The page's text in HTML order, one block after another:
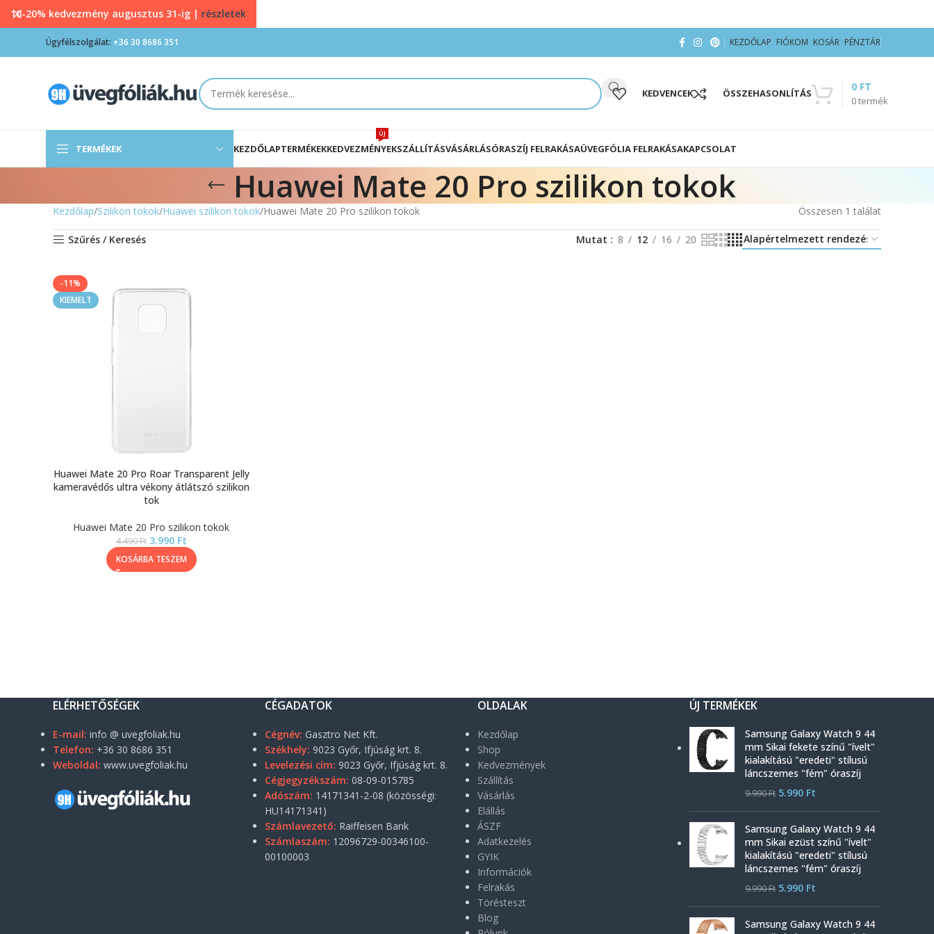
Ügyfélszolgálat: +36 30 8686 351 KEZDŐLAP FIÓKOM KOSÁR PÉNZTÁR
KEDVENCEK ÖSSZEHASONLÍTÁS
0termék
0 FT
TERMÉKEK KEZDŐLAPTERMÉKEKKEDVEZMÉNYEK
ÚJ
SZÁLLÍTÁSVÁSÁRLÁSÓRASZÍJ FELRAKÁSAÜVEGFÓLIA FELRAKÁSAKAPCSOLAT
Huawei Mate 20 Pro szilikon tokok
Kezdőlap Szilikon tokok Huawei szilikon tokok Huawei Mate 20 Pro szilikon tokok Összesen 1 találat
Szűrés / Keresés Mutat 8 12 16 20
-11%
KIEMELT
Huawei Mate 20 Pro Roar Transparent Jelly
kameravédős ultra vékony átlátszó szilikon
tok
Huawei Mate 20 Pro szilikon tokok
4.490Ft 3.990 Ft
KOSÁRBA TESZEM
ELÉRHETŐSÉGEK
E-mail: info @ uvegfoliak.hu
Telefon: +36 30 8686 351
Weboldal: www.uvegfoliak.hu
CÉGADATOK
Cégnév: Gasztro Net Kft.
Székhely: 9023 Győr, Ifjúság krt. 8.
Levelezési cím: 9023 Győr, Ifjúság krt. 8.
Cégjegyzékszám: 08-09-015785
Adószám: 14171341-2-08 (közösségi:
HU14171341)
Számlavezető: Raiffeisen Bank
Számlaszám: 12096729-00346100-
00100003
OLDALAK
Kezdőlap
Shop
Kedvezmények
Szállítás
Vásárlás
Elállás
ÁSZF
Adatkezelés
GYIK
Információk
Felrakás
Törésteszt
Blog
ÚJ TERMÉKEK
Samsung Galaxy Watch 9 44
mm Sikai fekete színű "ívelt"
kialakítású "eredeti" stílusú
láncszemes "fém" óraszíj
9.990Ft 5.990 Ft
Samsung Galaxy Watch 9 44
mm Sikai ezüst színű "ívelt"
kialakítású "eredeti" stílusú
láncszemes "fém" óraszíj
9.990Ft 5.990 Ft
Samsung Galaxy Watch 9 44
10-20% kedvezmény augusztus 31-ig | részletek